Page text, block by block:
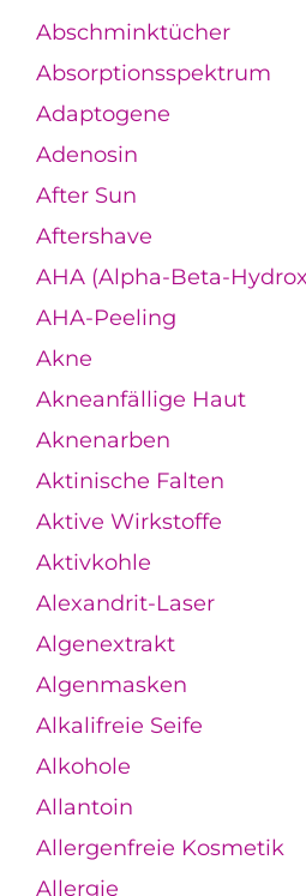
Abschminktücher
Absorptionsspektrum
Adaptogene
Adenosin
After Sun
Aftershave
AHA (Alpha-Beta-
AHA-Peeling
Akne
Akneanfällige Haut
Aknenarben
Aktinische Falten
Aktive Wirkstoffe
Aktivkohle
Alexandrit-Laser
Algenextrakt
Algenmasken
Alkalifreie Seife
Alkohole
Allantoin
Allergenfreie Kosmetik
Allergie